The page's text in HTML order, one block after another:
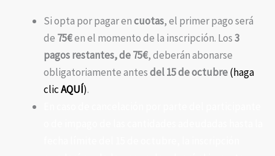
Si opta por pagar encuotas, el primer pago será
de 75€en el momento de la inscripción. Los3
pagos restantes, de 75€, deberán abonarse
obligatoriamente antesdel 15 de octubre(haga
clicAQUÍ).